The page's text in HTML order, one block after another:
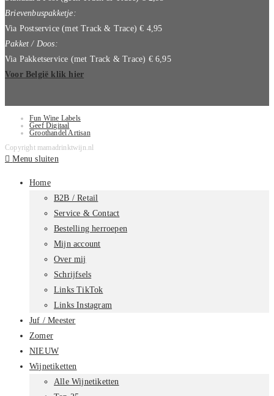
Brievenbuspakketje:
Via Postservice (met Track & Trace) € 4,95
Pakket / Doos:
Via Pakketservice (met Track & Trace) € 6,95
Voor België klik hier
Fun Wine Labels
Geef Digitaal
Groothandel Artisan
Copyright mamadrinktwijn.nl
Menu sluiten
Home
B2B / Retail
Service & Contact
Bestelling herroepen
Mijn account
Over mij
Schrijfsels
Links TikTok
Links Instagram
Juf / Meester
Zomer
NIEUW
Wijnetiketten
Alle Wijnetiketten